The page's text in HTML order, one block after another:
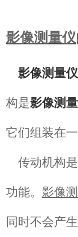
影像测量仪
影像测量仪
构是影像测
它们组装在
传动机构是
功能。 影像
同时不会产